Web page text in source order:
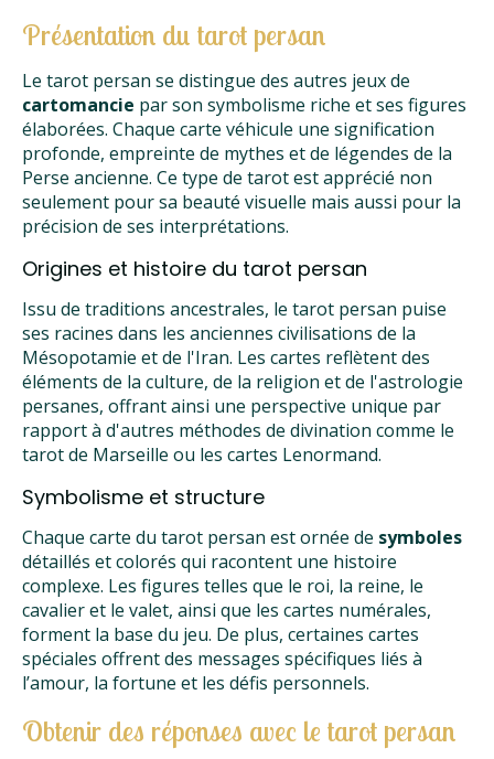
Présentation du tarot persan
Le tarot persan se distingue des autres jeux de
cartomancie par son symbolisme riche et ses figures
élaborées. Chaque carte véhicule une signification
profonde, empreinte de mythes et de légendes de la
Perse ancienne. Ce type de tarot est apprécié non
seulement pour sa beauté visuelle mais aussi pour la
précision de ses interprétations.
Origines et histoire du tarot persan
Issu de traditions ancestrales, le tarot persan puise
ses racines dans les anciennes civilisations de la
Mésopotamie et de l'Iran. Les cartes reflètent des
éléments de la culture, de la religion et de l'astrologie
persanes, offrant ainsi une perspective unique par
rapport à d'autres méthodes de divination comme le
tarot de Marseille ou les cartes Lenormand.
Symbolisme et structure
Chaque carte du tarot persan est ornée de symboles
détaillés et colorés qui racontent une histoire
complexe. Les figures telles que le roi, la reine, le
cavalier et le valet, ainsi que les cartes numérales,
forment la base du jeu. De plus, certaines cartes
spéciales offrent des messages spécifiques liés à
l’amour, la fortune et les défis personnels.
Obtenir des réponses avec le tarot persan